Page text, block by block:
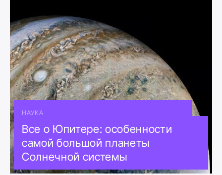
НАУКА
Все о Юпитере: особенности
самой большой планеты
Солнечной системы